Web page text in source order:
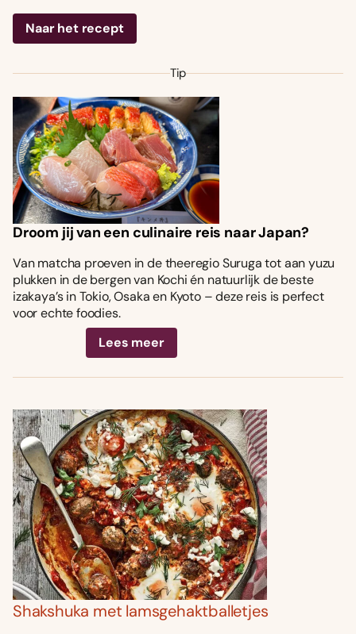
Naar het recept
Tip
Droom jij van een culinaire reis naar Japan?
Van matcha proeven in de theeregio Suruga tot aan yuzu
plukken in de bergen van Kochi én natuurlijk de beste
izakaya’s in Tokio, Osaka en Kyoto – deze reis is perfect
voor echte foodies.
Lees meer
Shakshuka met lamsgehaktballetjes